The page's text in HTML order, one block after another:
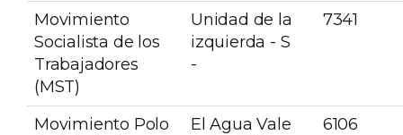
Movimiento
Socialista de los
Trabajadores
(MST)
Unidad de la
izquierda - S
-
7341
Movimiento Polo
El Agua Vale
6106